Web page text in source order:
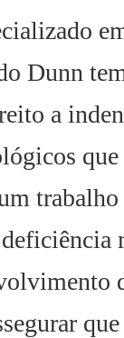
Dunn
a